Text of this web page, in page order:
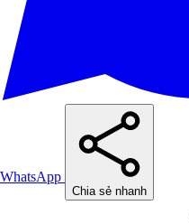
WhatsApp
Chia sẻ nhanh